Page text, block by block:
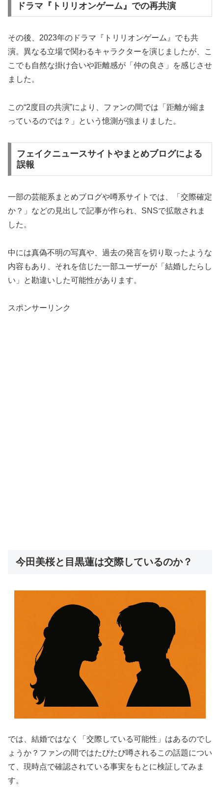
ドラマ『トリリオンゲーム』での再共演
その後、2023年のドラマ『トリリオンゲーム』でも共
演。異なる立場で関わるキャラクターを演じましたが、こ
こでも自然な掛け合いや距離感が「仲の良さ」を感じさせ
ました。
この“2度目の共演”により、ファンの間では「距離が縮ま
っているのでは？」という憶測が強まりました。
フェイクニュースサイトやまとめブログによる
誤報
一部の芸能系まとめブログや噂系サイトでは、「交際確定
か？」などの見出しで記事が作られ、SNSで拡散されま
した。
中には真偽不明の写真や、過去の発言を切り取ったような
内容もあり、それを信じた一部ユーザーが「結婚したらし
い」と勘違いした可能性があります。
スポンサーリンク
今田美桜と目黒蓮は交際しているのか？
では、結婚ではなく「交際している可能性」はあるのでし
ょうか？ファンの間ではたびたび噂されるこの話題につい
て、現時点で確認されている事実をもとに検証してみま
す。